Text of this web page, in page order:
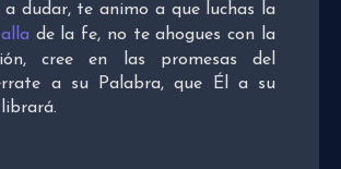
a dudar, te animo a que luchas la
de la fe, no te ahogues con la
cree en las promesas del
a su Palabra, que Él a su